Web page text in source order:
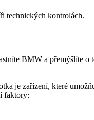
technických kontrolách.
BMW a přemýšlíte
je zařízení, které
faktory: